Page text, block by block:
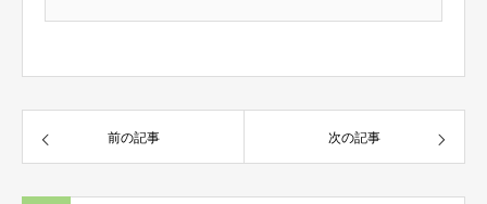
前の記事 次の記事